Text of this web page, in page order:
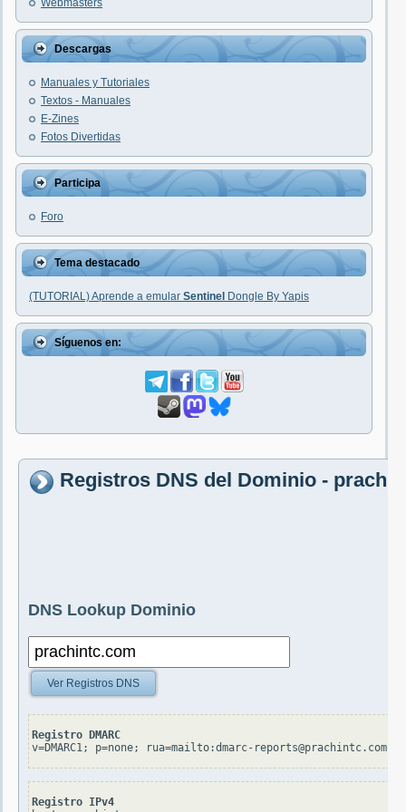
Webmasters
Descargas
Manuales y Tutoriales
Textos - Manuales
E-Zines
Fotos Divertidas
Participa
Foro
Tema destacado
(TUTORIAL) Aprende a emular Sentinel Dongle By Yapis
Síguenos en:
Registros DNS del Dominio -
DNS Lookup Dominio
Ver Registros DNS
Registro DMARC
v=DMARC1; p=none; rua=mailto:dmarc-reports@prachintc.com
Registro IPv4